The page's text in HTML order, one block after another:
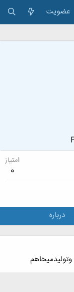
عضویت
امتیاز
0
درباره